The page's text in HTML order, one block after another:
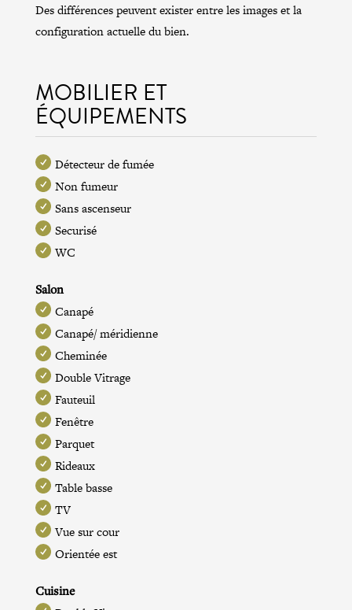
Des différences peuvent exister entre les images et la
configuration actuelle du bien.
MOBILIER ET
ÉQUIPEMENTS
Détecteur de fumée
Non fumeur
Sans ascenseur
Securisé
WC
Salon
Canapé
Canapé/ méridienne
Cheminée
Double Vitrage
Fauteuil
Fenêtre
Parquet
Rideaux
Table basse
TV
Vue sur cour
Orientée est
Cuisine